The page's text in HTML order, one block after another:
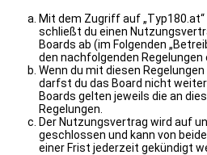
Mit dem Zugriff auf „Typ180.at“
schließt du einen
Boards ab (im Folgenden
den nachfolgenden Regelungen
Wenn du mit diesen
darfst du das Board nicht
Boards gelten jeweils die an
Regelungen.
Der Nutzungsvertrag wird auf
geschlossen und kann von
einer Frist jederzeit gekündigt